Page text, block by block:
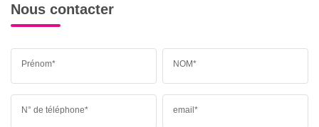
Nous contacter
Prénom* NOM*
N° de téléphone* email*